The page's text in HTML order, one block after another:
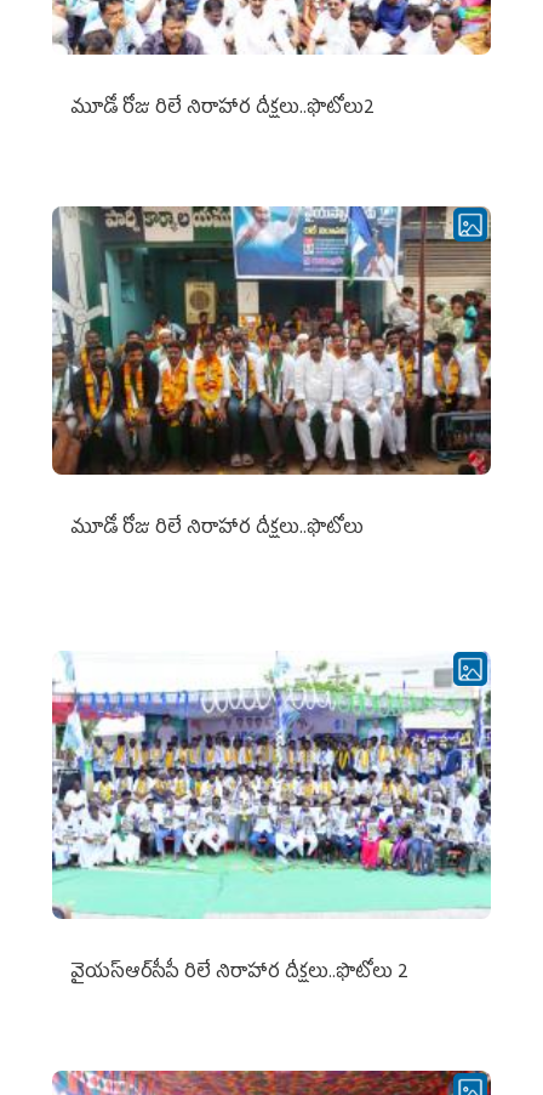
మూడో రోజు రిలే నిరాహార దీక్షలు..ఫొటోలు2
మూడో రోజు రిలే నిరాహార దీక్షలు..ఫొటోలు
వైయ‌స్ఆర్‌సీపీ రిలే నిరాహార దీక్షలు..ఫొటోలు 2